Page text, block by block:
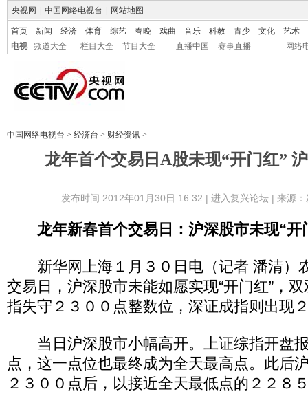
央视网 中国网络电视台 网站地图
首页 新闻 经济 体育 综艺 春晚 戏曲 音乐 科教 青少 文化
艺术
电视
频道大全 栏目大全 节目大全 直播中国 赛事直播 网络
中国网络电视台 > 经济台 > 财经资讯 >
龙年首个交易日A股未现“开门红”
发布时间:2012年01月30日 16:32 | 进入复兴论坛| 来源
龙年新春首个交易日：沪深股市未现“开
新华网上海１月３０日电（记者 潘清）
交易日，沪深股市未能如愿实现“开门红”，
指失守２３００点整数位，深证成指则出现
当日沪深股市小幅高开。上证综指开盘
点，这一点位也最终成为全天最高点。此后
２３００点后，以接近全天最低点的２２８